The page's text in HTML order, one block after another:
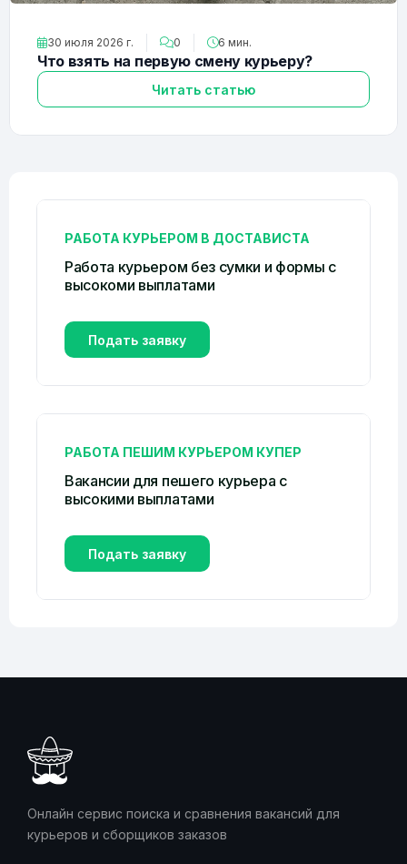
30 июля 2026 г. 0 6 мин.
Что взять на первую смену курьеру?
Читать статью
РАБОТА КУРЬЕРОМ В ДОСТАВИСТА
Работа курьером без сумки и формы c
высокоми выплатами
Подать заявку
РАБОТА ПЕШИМ КУРЬЕРОМ КУПЕР
Вакансии для пешего курьера с
высокими выплатами
Подать заявку
Онлайн сервис поиска и сравнения вакансий для
курьеров и сборщиков заказов